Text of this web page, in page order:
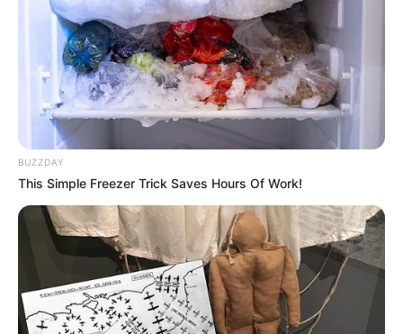
Urban Myths: Tooth Worms
BUZZDAY
This Simple Freezer Trick Saves Hours Of Work!